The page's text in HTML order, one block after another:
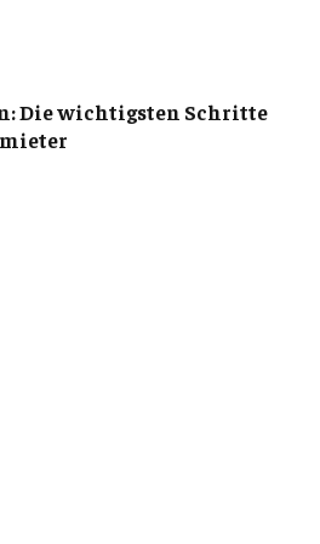
Die wichtigsten Schritte